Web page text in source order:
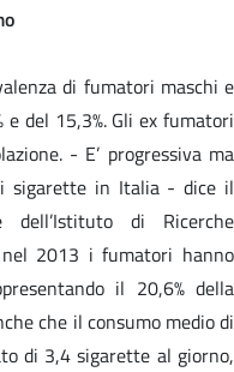
di fumatori maschi e
del 15,3%. Gli ex fumatori
- E’ progressiva ma
sigarette in Italia - dice il
di Ricerche
nel 2013 i fumatori hanno
il 20,6% della
che il consumo medio di
di 3,4 sigarette al giorno,